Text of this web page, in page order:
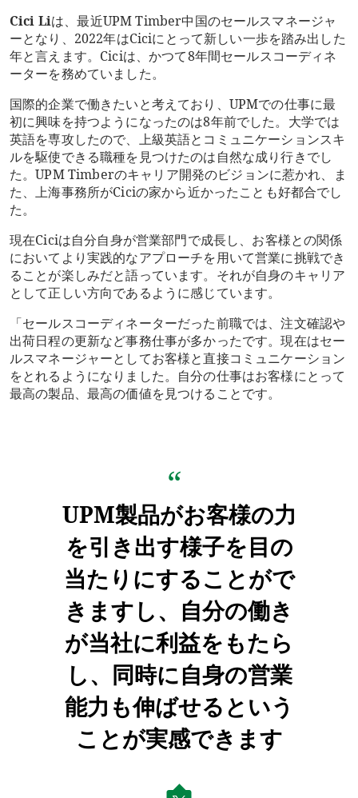
Cici Liは、最近UPM Timber中国のセールスマネージャ
ーとなり、2022年はCiciにとって新しい一歩を踏み出した
年と言えます。Ciciは、かつて8年間セールスコーディネ
ーターを務めていました。
国際的企業で働きたいと考えており、UPMでの仕事に最
初に興味を持つようになったのは8年前でした。大学では
英語を専攻したので、上級英語とコミュニケーションスキ
ルを駆使できる職種を見つけたのは自然な成り行きでし
た。UPM Timberのキャリア開発のビジョンに惹かれ、ま
た、上海事務所がCiciの家から近かったことも好都合でし
た。
現在Ciciは自分自身が営業部門で成長し、お客様との関係
においてより実践的なアプローチを用いて営業に挑戦でき
ることが楽しみだと語っています。それが自身のキャリア
として正しい方向であるように感じています。
「セールスコーディネーターだった前職では、注文確認や
出荷日程の更新など事務仕事が多かったです。現在はセー
ルスマネージャーとしてお客様と直接コミュニケーション
をとれるようになりました。自分の仕事はお客様にとって
最高の製品、最高の価値を見つけることです。
UPM製品がお客様の力
を引き出す様子を目の
当たりにすることがで
きますし、自分の働き
が当社に利益をもたら
し、同時に自身の営業
能力も伸ばせるという
ことが実感できます